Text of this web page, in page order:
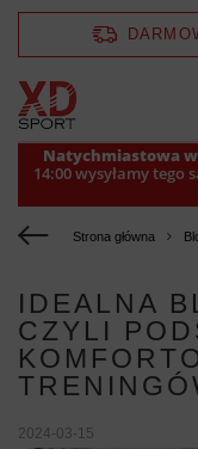
Natychmiastowa
14:00 wysyłamy tego
Strona główna
IDEALNA
CZYLI
2024-03-15